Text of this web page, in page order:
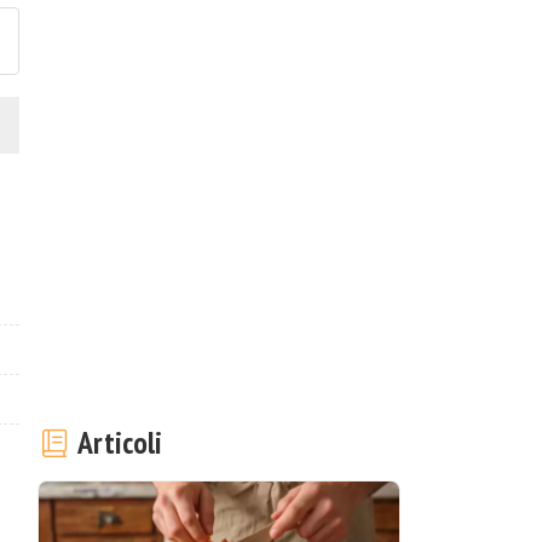
Articoli